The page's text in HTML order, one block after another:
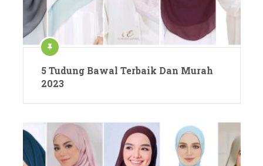
5 Tudung Bawal Terbaik Dan Murah
2023